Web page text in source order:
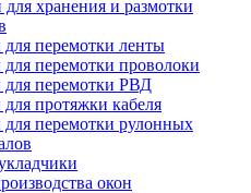
хранения и размотки
перемотки ленты
перемотки проволоки
для перемотки РВД
протяжки кабеля
перемотки рулонных
окон